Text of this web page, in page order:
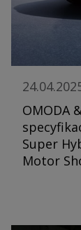
OMODA
Super
Motor